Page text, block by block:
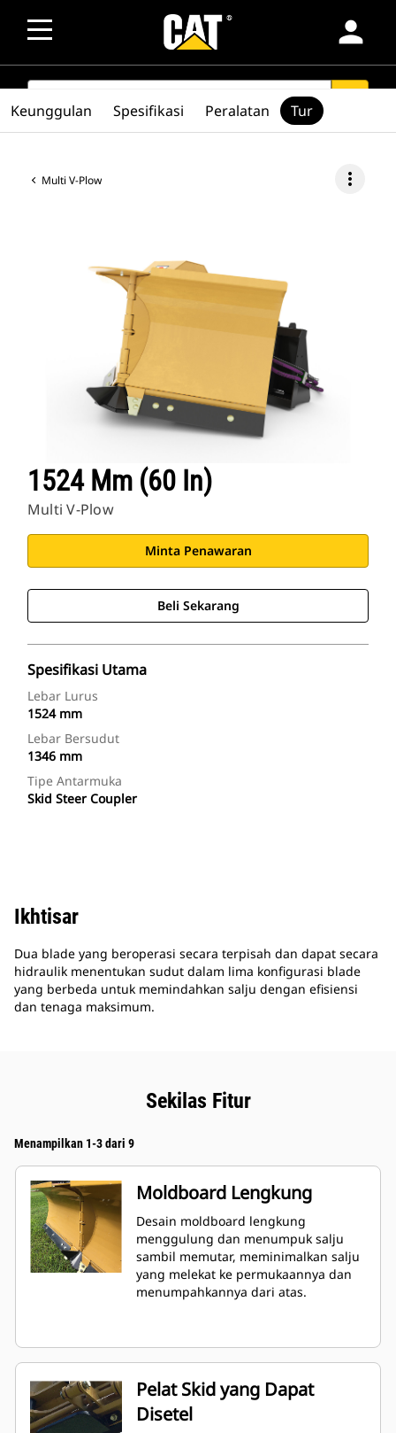
person
SEARCH
Multi V-Plow more_vert
1524 Mm (60 In)
Multi V-Plow
Minta Penawaran
Beli Sekarang
Spesifikasi Utama
Lebar Lurus
1524 mm
Lebar Bersudut
1346 mm
Tipe Antarmuka
Skid Steer Coupler
Keunggulan Spesifikasi Peralatan Tur
Ikhtisar
Dua blade yang beroperasi secara terpisah dan dapat secara
hidraulik menentukan sudut dalam lima konfigurasi blade
yang berbeda untuk memindahkan salju dengan efisiensi
dan tenaga maksimum.
Sekilas Fitur
Menampilkan 1-3 dari 9
Moldboard Lengkung
Desain moldboard lengkung
menggulung dan menumpuk salju
sambil memutar, meminimalkan salju
yang melekat ke permukaannya dan
menumpahkannya dari atas.
Pelat Skid yang Dapat
Disetel